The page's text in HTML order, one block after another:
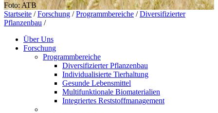
Foto: ATB
Startseite / Forschung / Programmbereiche / Diversifizierter
Pflanzenbau /
Über Uns
Forschung
Programmbereiche
Diversifizierter Pflanzenbau
Individualisierte Tierhaltung
Gesunde Lebensmittel
Multifunktionale Biomaterialien
Integriertes Reststoffmanagement